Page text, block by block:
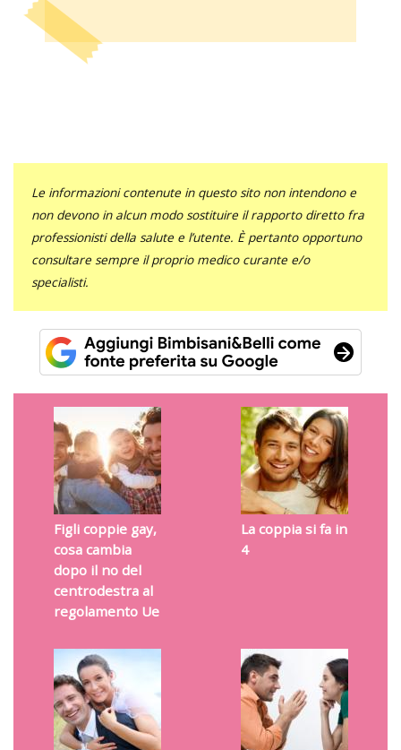
Le informazioni contenute in questo sito non intendono e
non devono in alcun modo sostituire il rapporto diretto fra
professionisti della salute e l’utente. È pertanto opportuno
consultare sempre il proprio medico curante e/o
specialisti.
Figli coppie gay,
cosa cambia
dopo il no del
centrodestra al
regolamento Ue
La coppia si fa in
4